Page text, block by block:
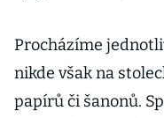
Procházíme
nikde však na
papírů či šanonů.